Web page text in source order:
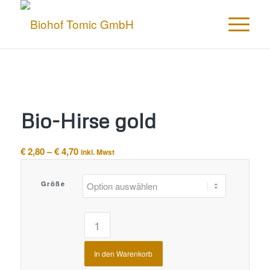
Bio-Hirse gold
€2,80–€4,70Preisspanne:
€ 2,80
bis
€ 4,70
inkl. Mwst
Größe
In den Warenkorb